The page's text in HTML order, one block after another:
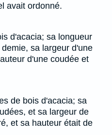
avait ordonné.
d'acacia; sa longueur
sa largeur d'une
d'une coudée et
de bois d'acacia; sa
et sa largeur de
et sa hauteur était de